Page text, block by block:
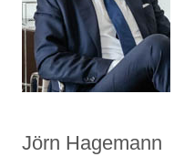
Jörn Hagemann